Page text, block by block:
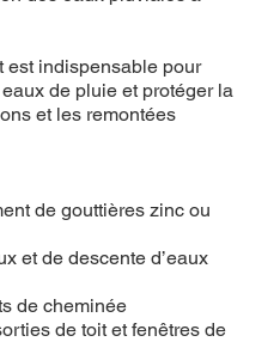
est indispensable pour
de pluie et protéger la
et les remontées
de gouttières zinc ou
et de descente d’eaux
de cheminée
de toit et fenêtres de